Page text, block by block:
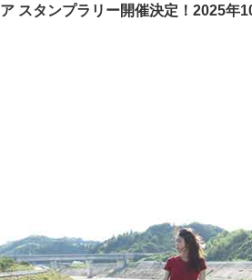
スタンプラリー開催決定！2025年